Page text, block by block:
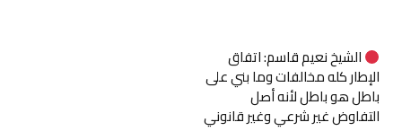
الشيخ نعيم قاسم: اتفاق
الإطار كله مخالفات وما بني على
باطل هو باطل لأنه أصل
التفاوض غير شرعي وغير قانوني